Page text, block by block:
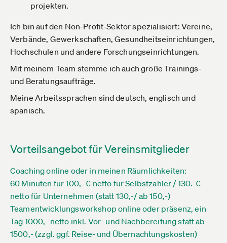
projekten.
Ich bin auf den Non-Profit-Sektor spezialisiert: Vereine,
Verbände, Gewerkschaften, Gesundheitseinrichtungen,
Hochschulen und andere Forschungseinrichtungen.
Mit meinem Team stemme ich auch große Trainings-
und Beratungsaufträge.
Meine Arbeitssprachen sind deutsch, englisch und
spanisch.
Vorteilsangebot für Vereinsmitglieder
Coaching online oder in meinen Räumlichkeiten:
60 Minuten für 100,- € netto für Selbstzahler / 130.-€
netto für Unternehmen (statt 130,-/ ab 150,-)
Teamentwicklungsworkshop online oder präsenz, ein
Tag 1000,- netto inkl. Vor- und Nachbereitung statt ab
1500,- (zzgl. ggf. Reise- und Übernachtungskosten)